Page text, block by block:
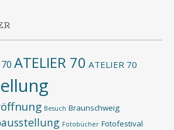
ATELIER 70 ATELIER 70
Besuch Braunschweig
Fotobücher Fotofestival